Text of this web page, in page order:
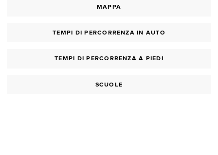
MAPPA
TEMPI DI PERCORRENZA IN AUTO
TEMPI DI PERCORRENZA A PIEDI
SCUOLE